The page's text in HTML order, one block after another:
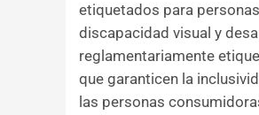
etiquetados para
discapacidad visual y
reglamentariamente
que garanticen la
las personas